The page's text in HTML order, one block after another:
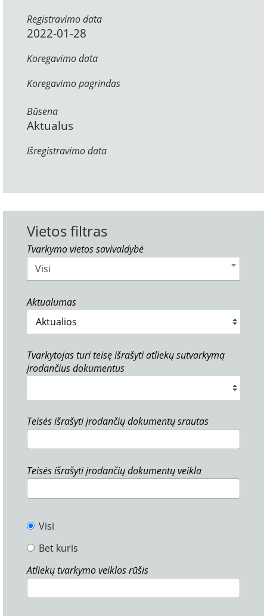
Registravimo data
2022-01-28
Koregavimo data
Koregavimo pagrindas
Būsena
Aktualus
Išregistravimo data
Vietos filtras
Tvarkymo vietos savivaldybė
Visi
Aktualumas
Tvarkytojas turi teisę išrašyti atliekų sutvarkymą
įrodančius dokumentus
Teisės išrašyti įrodančių dokumentų srautas
Teisės išrašyti įrodančių dokumentų veikla
Visi
Bet kuris
Atliekų tvarkymo veiklos rūšis